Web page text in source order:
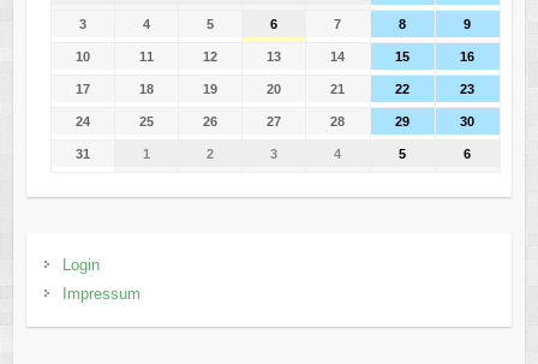
3 4 5 6 7 8 9
10 11 12 13 14 15 16
17 18 19 20 21 22 23
24 25 26 27 28 29 30
31 1 2 3 4 5 6
Login
Impressum